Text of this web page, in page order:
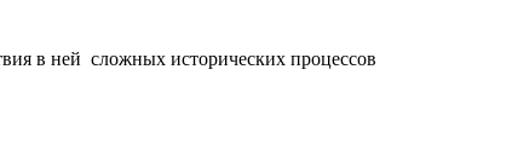
в ней сложных исторических процессов